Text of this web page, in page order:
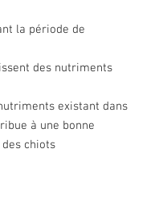
la période de
des nutriments
existant dans
à une bonne
chiots